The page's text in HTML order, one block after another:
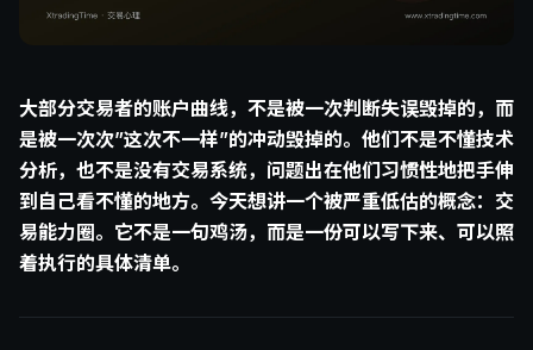
大部分交易者的账户曲线，不是被一次判断失误毁掉的，而
是被一次次”这次不一样”的冲动毁掉的。他们不是不懂技术
分析，也不是没有交易系统，问题出在他们习惯性地把手伸
到自己看不懂的地方。今天想讲一个被严重低估的概念：交
易能力圈。它不是一句鸡汤，而是一份可以写下来、可以照
着执行的具体清单。